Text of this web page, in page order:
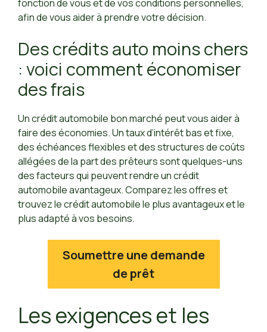
fonction de vous et de vos conditions personnelles,
afin de vous aider à prendre votre décision.
Des crédits auto moins chers
: voici comment économiser
des frais
Un crédit automobile bon marché peut vous aider à
faire des économies. Un taux d’intérêt bas et fixe,
des échéances flexibles et des structures de coûts
allégées de la part des prêteurs sont quelques-uns
des facteurs qui peuvent rendre un crédit
automobile avantageux. Comparez les offres et
trouvez le crédit automobile le plus avantageux et le
plus adapté à vos besoins.
Soumettre une demande
de prêt
Les exigences et les